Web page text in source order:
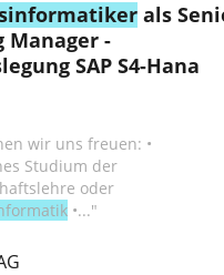
als
Manager -
SAP S4-Hana
wir uns freuen: •
Studium der
oder
•..."